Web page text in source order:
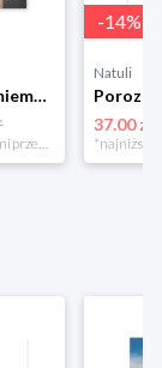
Już się nie rozumiemy! Jak przeżyć czas trzaskających drzwi Esprit
-14%
Natuli
37.00 zł